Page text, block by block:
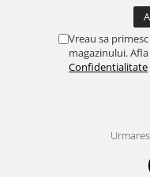
Truse / Kituri Ceasornicar
Vreau sa
magazinului.
Confidentialitate